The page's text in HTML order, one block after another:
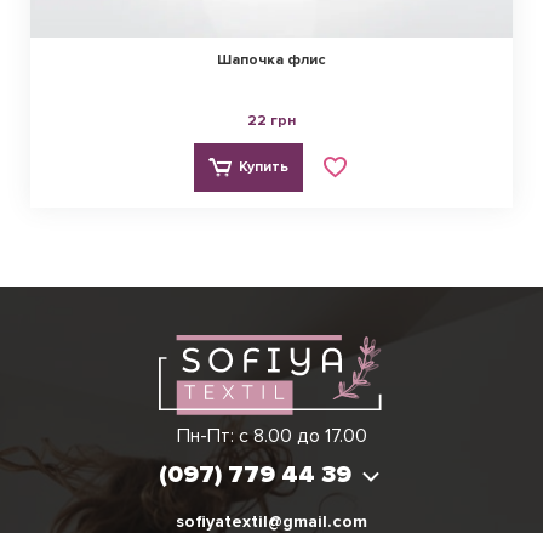
Шапочка флис
22 грн
Купить
Пн-Пт: с 8.00 до 17.00
(097) 779 44 39
Виктория
(097) 779 44 39
sofiyatextil@gmail.com